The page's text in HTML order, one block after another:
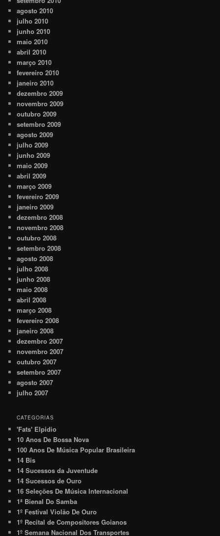
agosto 2010
julho 2010
junho 2010
maio 2010
abril 2010
março 2010
fevereiro 2010
janeiro 2010
dezembro 2009
novembro 2009
outubro 2009
setembro 2009
agosto 2009
julho 2009
junho 2009
maio 2009
abril 2009
março 2009
fevereiro 2009
janeiro 2009
dezembro 2008
novembro 2008
outubro 2008
setembro 2008
agosto 2008
julho 2008
junho 2008
maio 2008
abril 2008
março 2008
fevereiro 2008
janeiro 2008
dezembro 2007
novembro 2007
outubro 2007
setembro 2007
agosto 2007
julho 2007
CATEGORIAS
'Fats' Elpidio
10 Anos De Bossa Nova
100 Anos De Música Popular Brasileira
14 Bis
14 Sucessos da Juventude
14 Sucessos de Ouro
16 Seleções De Música Internacional
1ª Bienal Do Samba
1º Festival Violão De Ouro
1º Recital de Compositores Goianos
1º Semana Nacional Dos Transportes